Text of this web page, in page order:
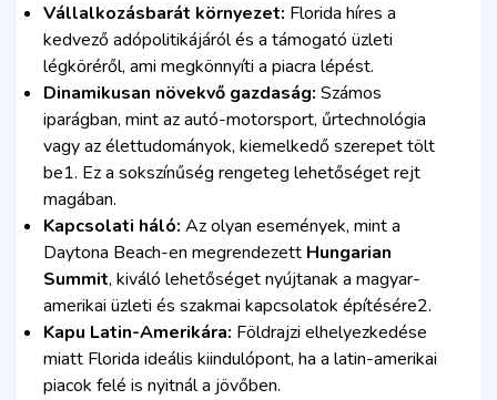
Vállalkozásbarát környezet: Florida híres a
kedvező adópolitikájáról és a támogató üzleti
légköréről, ami megkönnyíti a piacra lépést.
Dinamikusan növekvő gazdaság: Számos
iparágban, mint az autó-motorsport, űrtechnológia
vagy az élettudományok, kiemelkedő szerepet tölt
be1. Ez a sokszínűség rengeteg lehetőséget rejt
magában.
Kapcsolati háló: Az olyan események, mint a
Daytona Beach-en megrendezett Hungarian
Summit, kiváló lehetőséget nyújtanak a magyar-
amerikai üzleti és szakmai kapcsolatok építésére2.
Kapu Latin-Amerikára: Földrajzi elhelyezkedése
miatt Florida ideális kiindulópont, ha a latin-amerikai
piacok felé is nyitnál a jövőben.